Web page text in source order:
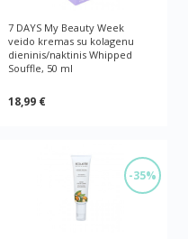
7 DAYS My Beauty Week
veido kremas su kolagenu
dieninis/naktinis Whipped
Souffle, 50 ml
18,99 €
-35%